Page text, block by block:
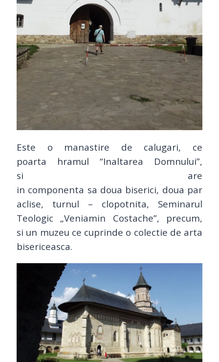
Este o manastire de calugari, ce
poarta hramul “Inaltarea Domnului”,
si are
in componenta sa doua biserici, doua par
aclise, turnul – clopotnita, Seminarul
Teologic „Veniamin Costache”, precum,
si un muzeu ce cuprinde o colectie de arta
bisericeasca.